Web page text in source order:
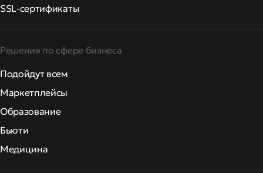
SSL-сертификаты
Решения по сфере бизнеса
Подойдут всем
Маркетплейсы
Образование
Бьюти
Медицина